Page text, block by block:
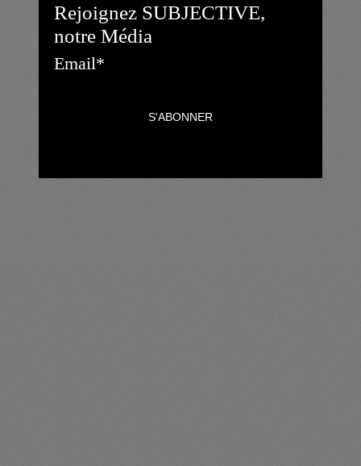
Rejoignez SUBJECTIVE,
notre Média